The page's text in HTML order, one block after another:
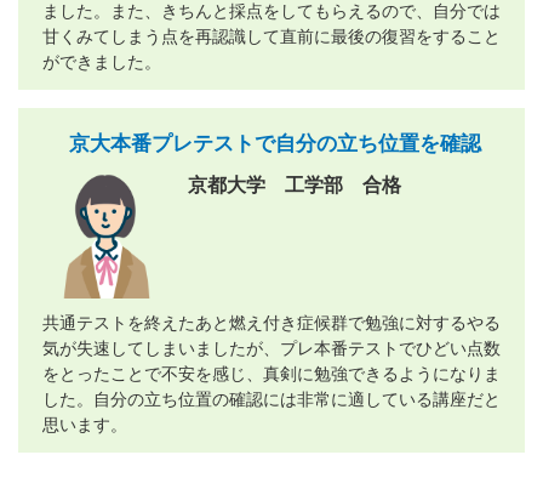
ました。また、きちんと採点をしてもらえるので、自分では
甘くみてしまう点を再認識して直前に最後の復習をすること
ができました。
京大本番プレテストで自分の立ち位置を確認
京都大学 工学部 合格
共通テストを終えたあと燃え付き症候群で勉強に対するやる
気が失速してしまいましたが、プレ本番テストでひどい点数
をとったことで不安を感じ、真剣に勉強できるようになりま
した。自分の立ち位置の確認には非常に適している講座だと
思います。